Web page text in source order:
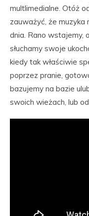
multlimedialne. Otóż
zauważyć, że muzyka
dnia. Rano wstajemy,
słuchamy swoje
kiedy tak właściwie
poprzez pranie,
bazujemy na bazie
swoich wieżach, lub